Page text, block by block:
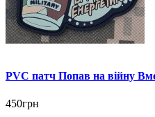
PVC патч Попав на війну
450грн